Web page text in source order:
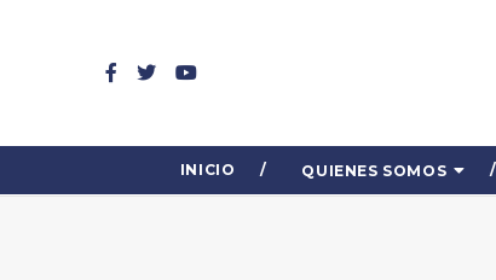
INICIO QUIENES SOMOS